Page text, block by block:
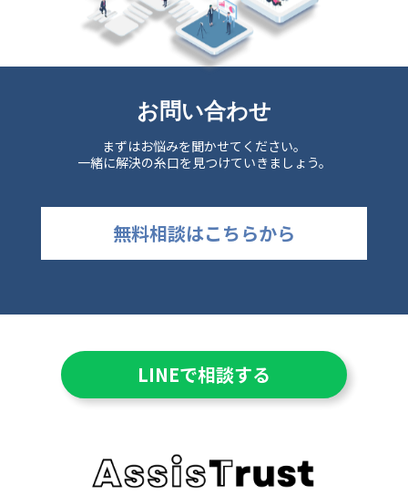
お問い合わせ
まずはお悩みを聞かせてください。
一緒に解決の糸口を見つけていきましょう。
無料相談はこちらから
LINEで相談する